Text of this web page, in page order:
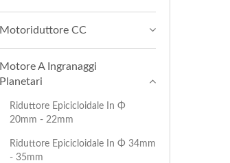
Motoriduttore CC
Motore A Ingranaggi
Planetari
Riduttore Epicicloidale In Φ
20mm - 22mm
Riduttore Epicicloidale In Φ 34mm
- 35mm